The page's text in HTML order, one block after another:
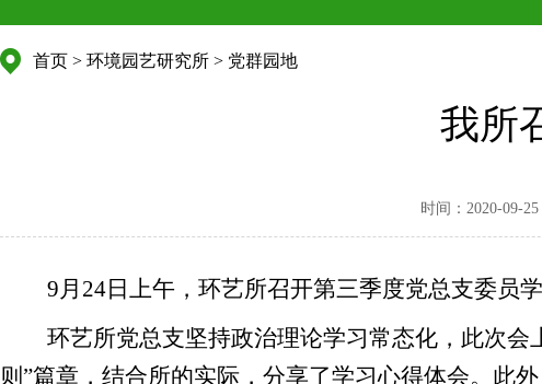
首页 > 环境园艺研究所 > 党群园地
我所
时间：2020-09-25
9月24日上午，环艺所召开第三季度党总支委员
环艺所党总支坚持政治理论学习常态化，此次
则”篇章，结合所的实际，分享了学习心得体会。此